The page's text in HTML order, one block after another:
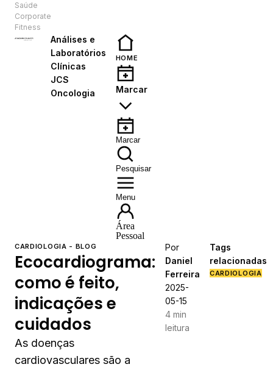
Saúde
Corporate
Fitness
Análises e
Laboratórios
Clínicas
JCS
Oncologia
HOME
Marcar
Marcar
Pesquisar
Menu
Área
Pessoal
CARDIOLOGIA - BLOG
Ecocardiograma:
como é feito,
indicações e
cuidados
As doenças
cardiovasculares são a
Por
Daniel
Ferreira
2025-
05-15
4 min
leitura
Tags
relacionadas
CARDIOLOGIA